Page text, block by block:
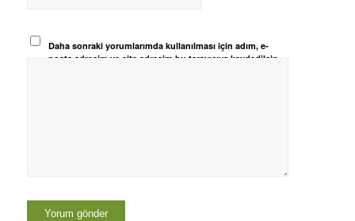
Daha sonraki yorumlarımda kullanılması için adım, e-
posta adresim ve site adresim bu tarayıcıya kaydedilsin.